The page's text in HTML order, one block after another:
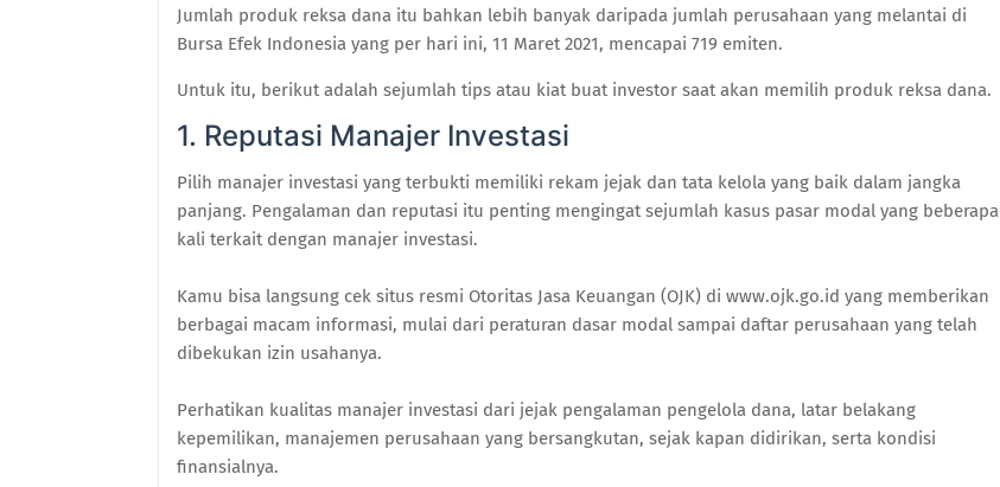
Jumlah produk reksa dana itu bahkan lebih banyak daripada jumlah perusahaan yang melantai di
Bursa Efek Indonesia yang per hari ini, 11 Maret 2021, mencapai 719 emiten.
Untuk itu, berikut adalah sejumlah tips atau kiat buat investor saat akan memilih produk reksa dana.
1. Reputasi Manajer Investasi
Pilih manajer investasi yang terbukti memiliki rekam jejak dan tata kelola yang baik dalam jangka
panjang. Pengalaman dan reputasi itu penting mengingat sejumlah kasus pasar modal yang beberapa
kali terkait dengan manajer investasi.
Kamu bisa langsung cek situs resmi Otoritas Jasa Keuangan (OJK) di www.ojk.go.id yang memberikan
berbagai macam informasi, mulai dari peraturan dasar modal sampai daftar perusahaan yang telah
dibekukan izin usahanya.
Perhatikan kualitas manajer investasi dari jejak pengalaman pengelola dana, latar belakang
kepemilikan, manajemen perusahaan yang bersangkutan, sejak kapan didirikan, serta kondisi
finansialnya.